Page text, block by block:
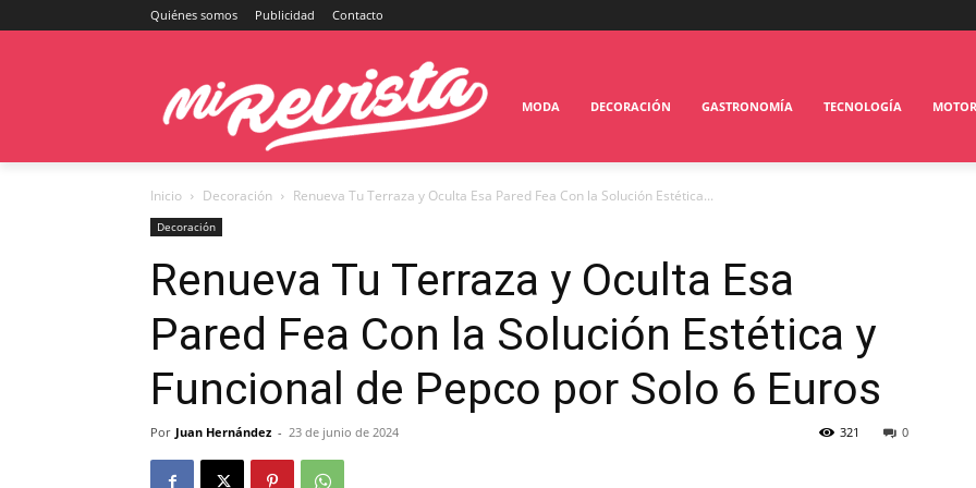
Quiénes somos Publicidad Contacto
MODA DECORACIÓN GASTRONOMÍA TECNOLOGÍA MOTOR
Inicio Decoración Renueva Tu Terraza y Oculta Esa Pared Fea Con la Solución Estética...
Decoración
Renueva Tu Terraza y Oculta Esa
Pared Fea Con la Solución Estética y
Funcional de Pepco por Solo 6 Euros
Por Juan Hernández - 23 de junio de 2024 0
321